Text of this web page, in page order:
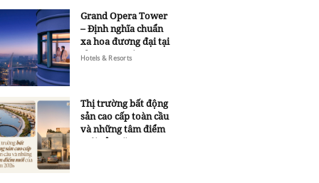
Grand Opera Tower
– Định nghĩa chuẩn
xa hoa đương đại tại
Sheraton Saigon
Hotels & Resorts
Thị trường bất động
sản cao cấp toàn cầu
và những tâm điểm
mới của năm 2026